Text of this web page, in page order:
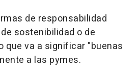
de responsabilidad
sostenibilidad o de
que va a significar "buenas
a las pymes.